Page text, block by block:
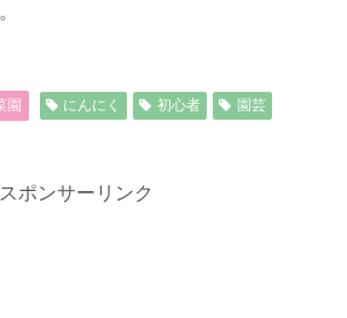
園 にんにく 初心者
園芸
スポンサーリンク